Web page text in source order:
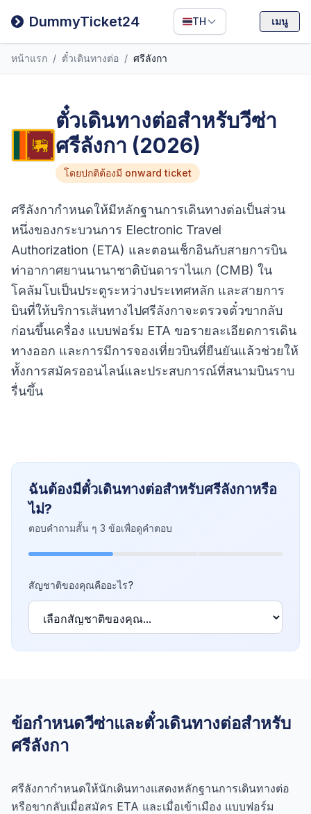
DummyTicket24 TH
Filipino
Deutsch
เมนู
หน้าแรก / ตั๋วเดินทางต่อ / ศรีลังกา
ตั๋วเดินทางต่อสำหรับวีซ่า
ศรีลังกา (2026)
โดยปกติต้องมี onward ticket
ศรีลังกากำหนดให้มีหลักฐานการเดินทางต่อเป็นส่วน
หนึ่งของกระบวนการ Electronic Travel
Authorization (ETA) และตอนเช็กอินกับสายการบิน
ท่าอากาศยานนานาชาติบันดาราไนเก (CMB) ใน
โคลัมโบเป็นประตูระหว่างประเทศหลัก และสายการ
บินที่ให้บริการเส้นทางไปศรีลังกาจะตรวจตั๋วขากลับ
ก่อนขึ้นเครื่อง แบบฟอร์ม ETA ขอรายละเอียดการเดิน
ทางออก และการมีการจองเที่ยวบินที่ยืนยันแล้วช่วยให้
ทั้งการสมัครออนไลน์และประสบการณ์ที่สนามบินราบ
รื่นขึ้น
ฉันต้องมีตั๋วเดินทางต่อสำหรับศรีลังกาหรือ
ไม่?
ตอบคำถามสั้น ๆ 3 ข้อเพื่อดูคำตอบ
สัญชาติของคุณคืออะไร?
ข้อกำหนดวีซ่าและตั๋วเดินทางต่อสำหรับ
ศรีลังกา
ศรีลังกากำหนดให้นักเดินทางแสดงหลักฐานการเดินทางต่อ
หรือขากลับเมื่อสมัคร ETA และเมื่อเข้าเมือง แบบฟอร์ม